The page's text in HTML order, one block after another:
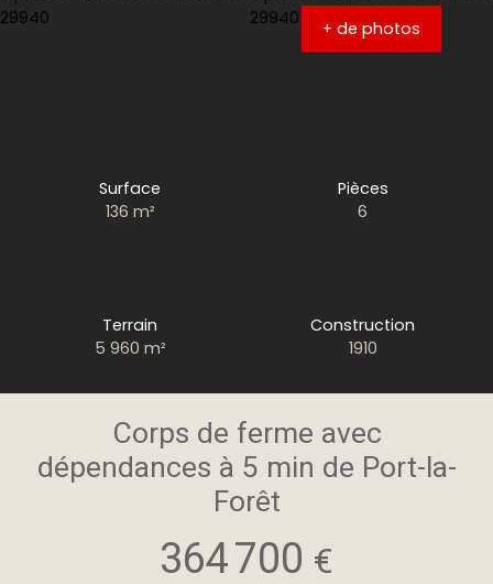
+ de photos
Surface
136 m²
Pièces
6
Terrain
5 960 m²
Construction
1910
Corps de ferme avec
dépendances à 5 min de Port-la-
Forêt
364 700 €